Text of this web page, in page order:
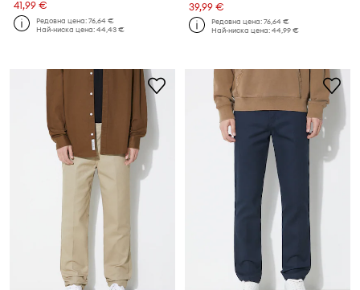
41,99 €
Редовна цена:76,64 €
Най-ниска цена:44,43 €
39,99 €
Редовна цена:76,64 €
Най-ниска цена:44,99 €